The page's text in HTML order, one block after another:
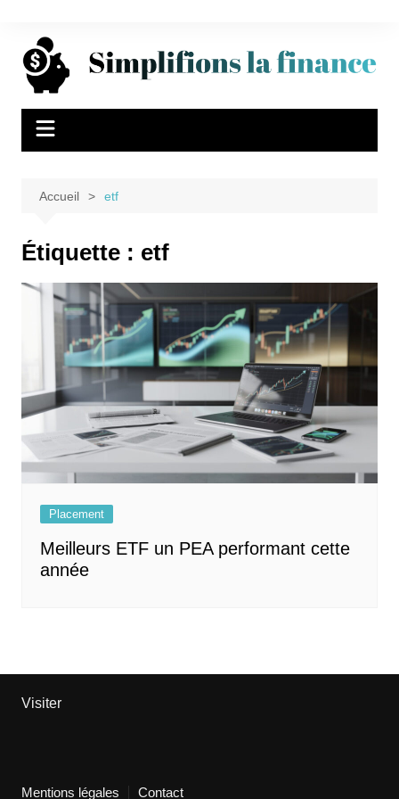
contenu
Accueil etf
Étiquette : etf
Placement
Meilleurs ETF un PEA performant cette
année
Visiter
Mentions légales Contact